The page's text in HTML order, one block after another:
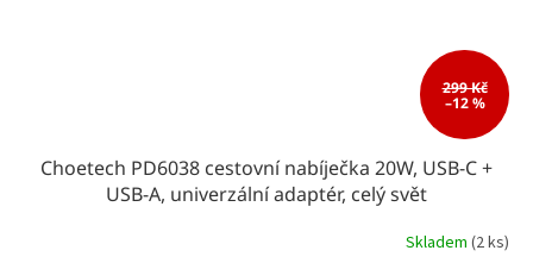
299 Kč
–12 %
Choetech PD6038 cestovní nabíječka 20W, USB-C +
USB-A, univerzální adaptér, celý svět
Skladem (2 ks)